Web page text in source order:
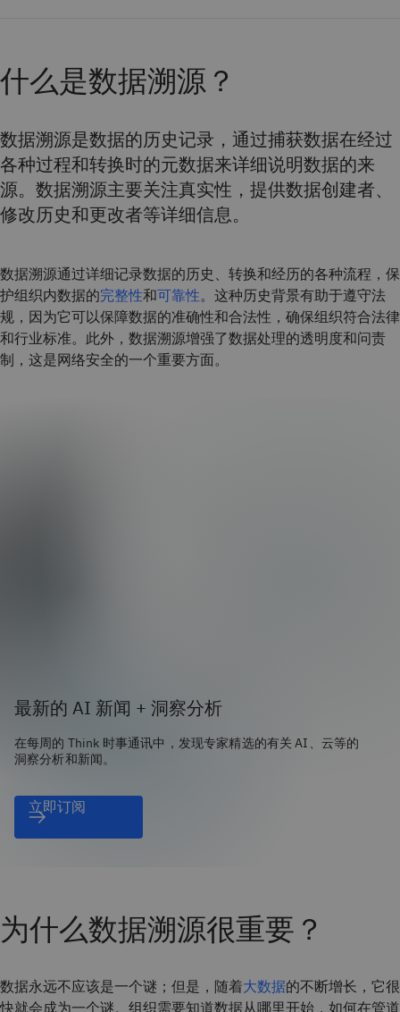
什么是数据溯源？
数据溯源是数据的历史记录，通过捕获数据在经过
各种过程和转换时的元数据来详细说明数据的来
源。数据溯源主要关注真实性，提供数据创建者、
修改历史和更改者等详细信息。
数据溯源通过详细记录数据的历史、转换和经历的各种流程，保
护组织内数据的完整性和可靠性。这种历史背景有助于遵守法
规，因为它可以保障数据的准确性和合法性，确保组织符合法律
和行业标准。此外，数据溯源增强了数据处理的透明度和问责
制，这是网络安全的一个重要方面。
最新的 AI 新闻 + 洞察分析
在每周的 Think 时事通讯中，发现专家精选的有关 AI、云等的
洞察分析和新闻。
立即订阅
为什么数据溯源很重要？
数据永远不应该是一个谜；但是，随着大数据的不断增长，它很
快就会成为一个谜。组织需要知道数据从哪里开始，如何在管道